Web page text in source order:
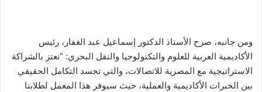
ومن جانبه، صرح الأستاذ الدكتور إسماعيل عبد الغفار، رئيس
الأكاديمية العربية للعلوم والتكنولوجيا والنقل البحري: “نعتز بالشراكة
الاستراتيجية مع المصرية للاتصالات، والتي تجسد التكامل الحقيقي
بين الخبرات الأكاديمية والعملية، حيث سيوفر هذا المعمل لطلابنا